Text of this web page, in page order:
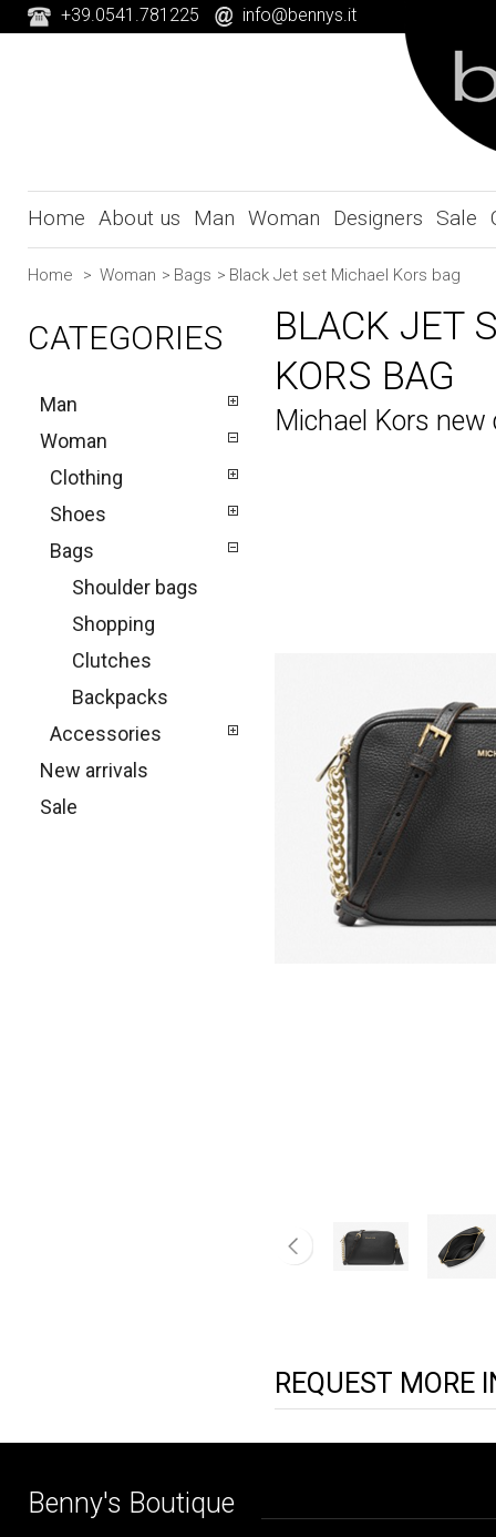
+39.0541.781225 info@bennys.it
Home About us Man Woman Designers Sale
Home > Woman > Bags > Black Jet set Michael Kors bag
CATEGORIES
Man
Woman
Clothing
Shoes
Bags
Shoulder bags
Shopping
Clutches
Backpacks
Accessories
New arrivals
Sale
BLACK JET
KORS BAG
Michael Kors new
REQUEST MORE
Benny's Boutique